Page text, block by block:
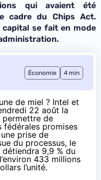
qui avaient été
cadre du Chips Act.
se fait en mode
Économie 4 min
de miel ? Intel et
22 août la
permettre de
promises
prise de
du processus, le
9,9 % du
433 millions
l’unité.